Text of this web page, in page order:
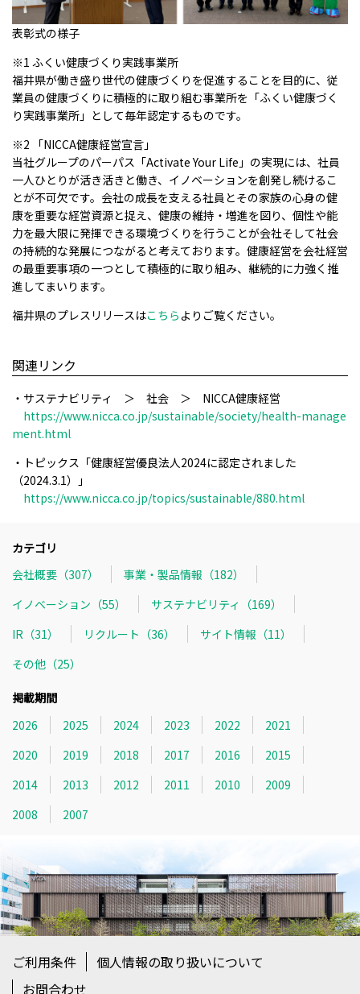
表彰式の様子
※1 ふくい健康づくり実践事業所
福井県が働き盛り世代の健康づくりを促進することを目的に、従
業員の健康づくりに積極的に取り組む事業所を「ふくい健康づく
り実践事業所」として毎年認定するものです。
※2 「NICCA健康経営宣言」
当社グループのパーパス「Activate Your Life」の実現には、社員
一人ひとりが活き活きと働き、イノベーションを創発し続けるこ
とが不可欠です。会社の成長を支える社員とその家族の心身の健
康を重要な経営資源と捉え、健康の維持・増進を図り、個性や能
力を最大限に発揮できる環境づくりを行うことが会社そして社会
の持続的な発展につながると考えております。健康経営を会社経営
の最重要事項の一つとして積極的に取り組み、継続的に力強く推
進してまいります。
福井県のプレスリリースはこちら よりご覧ください。
関連リンク
・サステナビリティ ＞ 社会 ＞ NICCA健康経営
https://www.nicca.co.jp/sustainable/society/health-manage
ment.html
・トピックス 「健康経営優良法人2024に認定されました
（2024.3.1）」
https://www.nicca.co.jp/topics/sustainable/880.html
カテゴリ
会社概要（307）
事業・製品情報（182）
イノベーション（55）
サステナビリティ（169）
IR（31）
リクルート（36）
サイト情報（11）
その他（25）
掲載期間
2026
2025 2024 2023 2022
2021
2020
2019 2018 2017 2016
2015
2014
2013 2012 2011 2010
2009
2008
2007
ご利用条件
個人情報の取り扱いについて
お問合わせ